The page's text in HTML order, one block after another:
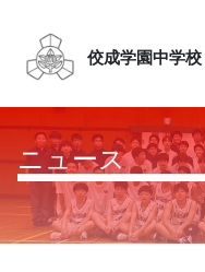
佼成学園中学校
ニュース